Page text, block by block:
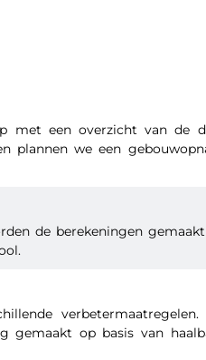
met een overzicht van de
plannen we een
de berekeningen
gemaakt op basis van